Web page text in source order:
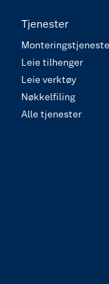
Tjenester
Leie tilhenger
Leie verktøy
Nøkkelfiling
Alle tjenester